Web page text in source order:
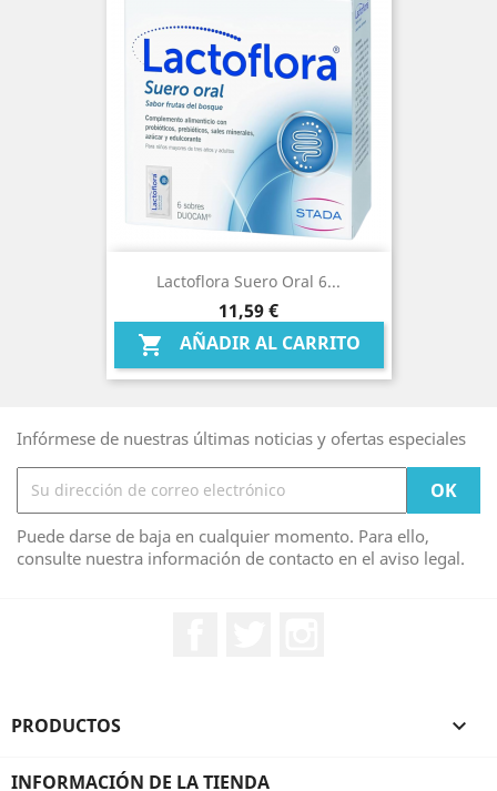
Lactoflora Suero Oral 6...
Precio
11,59 €
 AÑADIR AL CARRITO
Infórmese de nuestras últimas noticias y ofertas especiales
Puede darse de baja en cualquier momento. Para ello,
consulte nuestra información de contacto en el aviso legal.
PRODUCTOS 
INFORMACIÓN DE LA TIENDA